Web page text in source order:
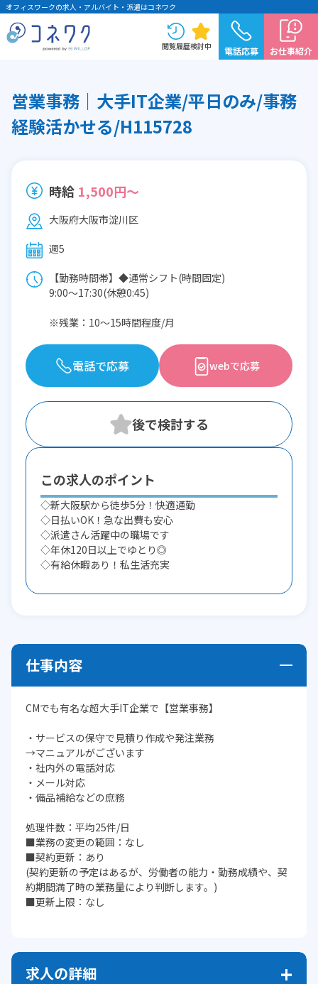
オフィスワークの求人・アルバイト・派遣はコネワク
閲覧履歴検討中 電話応募 お仕事紹介
営業事務｜大手IT企業/平日のみ/事務
経験活かせる/H115728
時給 1,500円～
大阪府大阪市淀川区
週5
【勤務時間帯】◆通常シフト(時間固定)
9:00〜17:30(休憩0:45)
※残業：10〜15時間程度/月
電話で応募 webで応募
この求人のポイント
◇新大阪駅から徒歩5分！快適通勤
◇日払いOK！急な出費も安心
◇派遣さん活躍中の職場です
◇年休120日以上でゆとり◎
◇有給休暇あり！私生活充実
仕事内容
CMでも有名な超大手IT企業で【営業事務】
・サービスの保守で見積り作成や発注業務
→マニュアルがございます
・社内外の電話対応
・メール対応
・備品補給などの庶務
処理件数：平均25件/日
■業務の変更の範囲：なし
■契約更新：あり
(契約更新の予定はあるが、労働者の能力・勤務成績や、契
約期間満了時の業務量により判断します。)
■更新上限：なし
求人の詳細